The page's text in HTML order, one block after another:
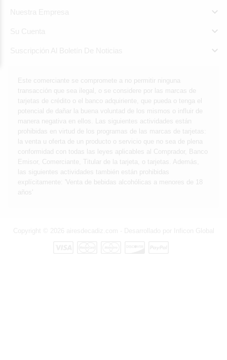



Este comerciante se compromete a no permitir ninguna
transacción que sea ilegal, o se considere por las marcas de
tarjetas de crédito o el banco adquiriente, que pueda o tenga el
potencial de dañar la buena voluntad de los mismos o influir de
manera negativa en ellos. Las siguientes actividades están
prohibidas en virtud de los programas de las marcas de tarjetas:
la venta u oferta de un producto o servicio que no sea de plena
conformidad con todas las leyes aplicables al Comprador, Banco
Emisor, Comerciante, Titular de la tarjeta, o tarjetas. Además,
las siguientes actividades también están prohibidas
explícitamente: 'Venta de bebidas alcohólicas a menores de 18
años'